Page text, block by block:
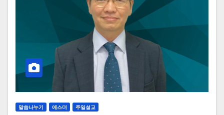
말씀나누기 에스더 주일설교